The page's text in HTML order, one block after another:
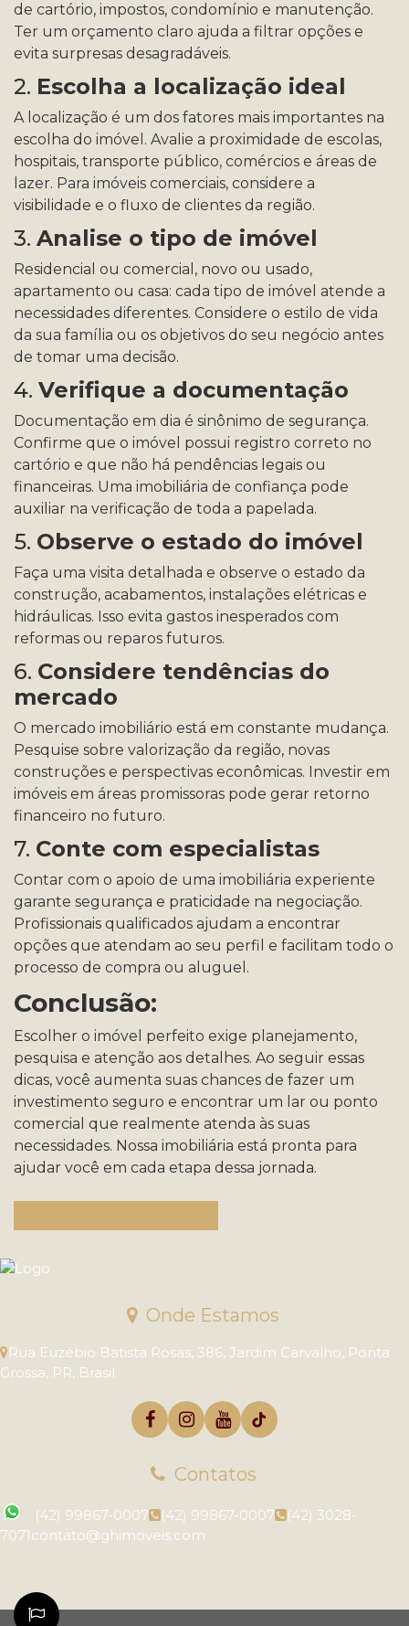
de cartório, impostos, condomínio e manutenção.
Ter um orçamento claro ajuda a filtrar opções e
evita surpresas desagradáveis.
2. Escolha a localização ideal
A localização é um dos fatores mais importantes na
escolha do imóvel. Avalie a proximidade de escolas,
hospitais, transporte público, comércios e áreas de
lazer. Para imóveis comerciais, considere a
visibilidade e o fluxo de clientes da região.
3. Analise o tipo de imóvel
Residencial ou comercial, novo ou usado,
apartamento ou casa: cada tipo de imóvel atende a
necessidades diferentes. Considere o estilo de vida
da sua família ou os objetivos do seu negócio antes
de tomar uma decisão.
4. Verifique a documentação
Documentação em dia é sinônimo de segurança.
Confirme que o imóvel possui registro correto no
cartório e que não há pendências legais ou
financeiras. Uma imobiliária de confiança pode
auxiliar na verificação de toda a papelada.
5. Observe o estado do imóvel
Faça uma visita detalhada e observe o estado da
construção, acabamentos, instalações elétricas e
hidráulicas. Isso evita gastos inesperados com
reformas ou reparos futuros.
6. Considere tendências do
mercado
O mercado imobiliário está em constante mudança.
Pesquise sobre valorização da região, novas
construções e perspectivas econômicas. Investir em
imóveis em áreas promissoras pode gerar retorno
financeiro no futuro.
7. Conte com especialistas
Contar com o apoio de uma imobiliária experiente
garante segurança e praticidade na negociação.
Profissionais qualificados ajudam a encontrar
opções que atendam ao seu perfil e facilitam todo o
processo de compra ou aluguel.
Conclusão:
Escolher o imóvel perfeito exige planejamento,
pesquisa e atenção aos detalhes. Ao seguir essas
dicas, você aumenta suas chances de fazer um
investimento seguro e encontrar um lar ou ponto
comercial que realmente atenda às suas
necessidades. Nossa imobiliária está pronta para
ajudar você em cada etapa dessa jornada.
Onde Estamos
Rua Euzébio Batista Rosas, 386, Jardim Carvalho, Ponta
Grossa, PR, Brasil
Contatos
(42) 99867-0007 (42) 99867-0007
(42) 3028-
7071contato@ghimoveis.com